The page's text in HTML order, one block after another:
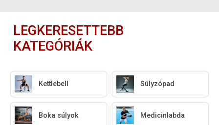
LEGKERESETTEBB
KATEGÓRIÁK
Kettlebell Súlyzópad
Boka súlyok Medicinlabda